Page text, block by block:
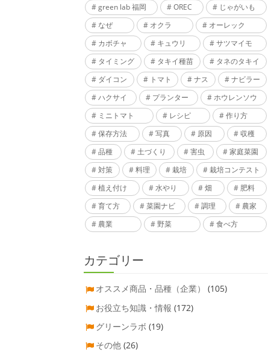
green lab 福岡 OREC
じゃがいも
なぜ
オクラ
オーレック
カボチャ
キュウリ
サツマイモ
タイミング
タキイ種苗
タネのタキイ
ダイコン
トマト ナス
ナビラー
ハクサイ
プランター
ホウレンソウ
ミニトマト
レシピ
作り方
保存方法
写真 原因
収穫
品種
土づくり 害虫
家庭菜園
対策
料理 栽培
栽培コンテスト
植え付け
水やり 畑
肥料
育て方
菜園ナビ 調理
農家
農業
野菜 食べ方
カテゴリー
オススメ商品・品種（企業）
(105)
お役立ち知識・情報 (172)
グリーンラボ (19)
その他 (26)